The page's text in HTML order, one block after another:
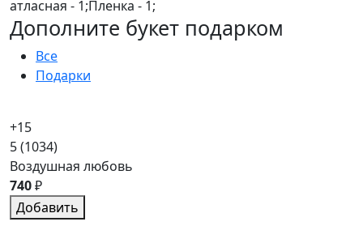
атласная - 1;Пленка - 1;
Дополните букет подарком
Все
Подарки
+15
5(1034)
Воздушная любовь
740₽
Добавить